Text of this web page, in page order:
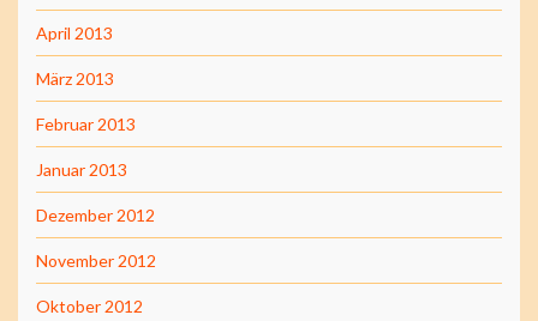
April 2013
März 2013
Februar 2013
Januar 2013
Dezember 2012
November 2012
Oktober 2012